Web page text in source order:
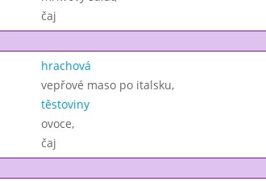
čaj
hrachová
vepřové maso po italsku,
těstoviny
ovoce,
čaj